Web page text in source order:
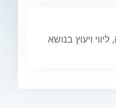
ויעוץ בנושא